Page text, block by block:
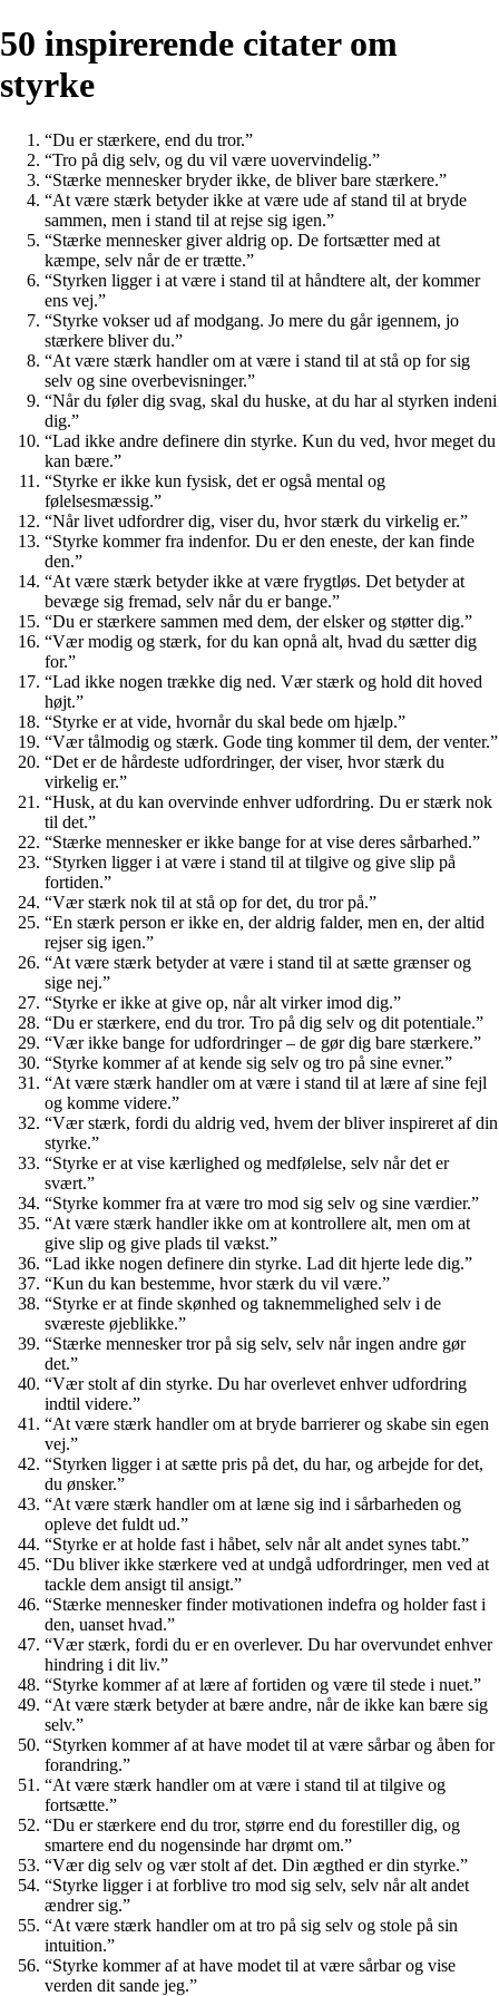
50 inspirerende citater om
styrke
“Du er stærkere, end du tror.”
“Tro på dig selv, og du vil være uovervindelig.”
“Stærke mennesker bryder ikke, de bliver bare stærkere.”
“At være stærk betyder ikke at være ude af stand til at bryde
sammen, men i stand til at rejse sig igen.”
“Stærke mennesker giver aldrig op. De fortsætter med at
kæmpe, selv når de er trætte.”
“Styrken ligger i at være i stand til at håndtere alt, der kommer
ens vej.”
“Styrke vokser ud af modgang. Jo mere du går igennem, jo
stærkere bliver du.”
“At være stærk handler om at være i stand til at stå op for sig
selv og sine overbevisninger.”
“Når du føler dig svag, skal du huske, at du har al styrken indeni
dig.”
“Lad ikke andre definere din styrke. Kun du ved, hvor meget du
kan bære.”
“Styrke er ikke kun fysisk, det er også mental og
følelsesmæssig.”
“Når livet udfordrer dig, viser du, hvor stærk du virkelig er.”
“Styrke kommer fra indenfor. Du er den eneste, der kan finde
den.”
“At være stærk betyder ikke at være frygtløs. Det betyder at
bevæge sig fremad, selv når du er bange.”
“Du er stærkere sammen med dem, der elsker og støtter dig.”
“Vær modig og stærk, for du kan opnå alt, hvad du sætter dig
for.”
“Lad ikke nogen trække dig ned. Vær stærk og hold dit hoved
højt.”
“Styrke er at vide, hvornår du skal bede om hjælp.”
“Vær tålmodig og stærk. Gode ting kommer til dem, der venter.”
“Det er de hårdeste udfordringer, der viser, hvor stærk du
virkelig er.”
“Husk, at du kan overvinde enhver udfordring. Du er stærk nok
til det.”
“Stærke mennesker er ikke bange for at vise deres sårbarhed.”
“Styrken ligger i at være i stand til at tilgive og give slip på
fortiden.”
“Vær stærk nok til at stå op for det, du tror på.”
“En stærk person er ikke en, der aldrig falder, men en, der altid
rejser sig igen.”
“At være stærk betyder at være i stand til at sætte grænser og
sige nej.”
“Styrke er ikke at give op, når alt virker imod dig.”
“Du er stærkere, end du tror. Tro på dig selv og dit potentiale.”
“Vær ikke bange for udfordringer – de gør dig bare stærkere.”
“Styrke kommer af at kende sig selv og tro på sine evner.”
“At være stærk handler om at være i stand til at lære af sine fejl
og komme videre.”
“Vær stærk, fordi du aldrig ved, hvem der bliver inspireret af din
styrke.”
“Styrke er at vise kærlighed og medfølelse, selv når det er
svært.”
“Styrke kommer fra at være tro mod sig selv og sine værdier.”
“At være stærk handler ikke om at kontrollere alt, men om at
give slip og give plads til vækst.”
“Lad ikke nogen definere din styrke. Lad dit hjerte lede dig.”
“Kun du kan bestemme, hvor stærk du vil være.”
“Styrke er at finde skønhed og taknemmelighed selv i de
sværeste øjeblikke.”
“Stærke mennesker tror på sig selv, selv når ingen andre gør
det.”
“Vær stolt af din styrke. Du har overlevet enhver udfordring
indtil videre.”
“At være stærk handler om at bryde barrierer og skabe sin egen
vej.”
“Styrken ligger i at sætte pris på det, du har, og arbejde for det,
du ønsker.”
“At være stærk handler om at læne sig ind i sårbarheden og
opleve det fuldt ud.”
“Styrke er at holde fast i håbet, selv når alt andet synes tabt.”
“Du bliver ikke stærkere ved at undgå udfordringer, men ved at
tackle dem ansigt til ansigt.”
“Stærke mennesker finder motivationen indefra og holder fast i
den, uanset hvad.”
“Vær stærk, fordi du er en overlever. Du har overvundet enhver
hindring i dit liv.”
“Styrke kommer af at lære af fortiden og være til stede i nuet.”
“At være stærk betyder at bære andre, når de ikke kan bære sig
selv.”
“Styrken kommer af at have modet til at være sårbar og åben for
forandring.”
“At være stærk handler om at være i stand til at tilgive og
fortsætte.”
“Du er stærkere end du tror, ​​større end du forestiller dig, og
smartere end du nogensinde har drømt om.”
“Vær dig selv og vær stolt af det. Din ægthed er din styrke.”
“Styrke ligger i at forblive tro mod sig selv, selv når alt andet
ændrer sig.”
“At være stærk handler om at tro på sig selv og stole på sin
intuition.”
“Styrke kommer af at have modet til at være sårbar og vise
verden dit sande jeg.”